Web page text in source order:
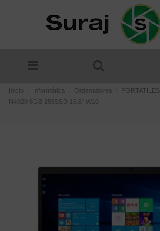
Inicio Informática Ordenadores PORTATILES
N4020 8GB 256SSD 15.6" W10